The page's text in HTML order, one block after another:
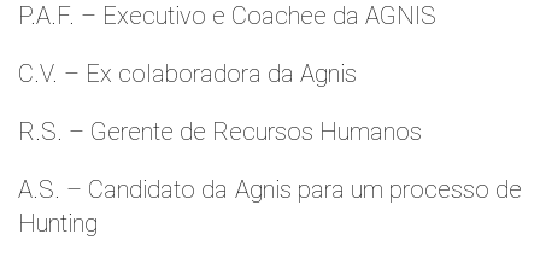
P.A.F. – Executivo e Coachee da AGNIS
C.V. – Ex colaboradora da Agnis
R.S. – Gerente de Recursos Humanos
A.S. – Candidato da Agnis para um processo de
Hunting